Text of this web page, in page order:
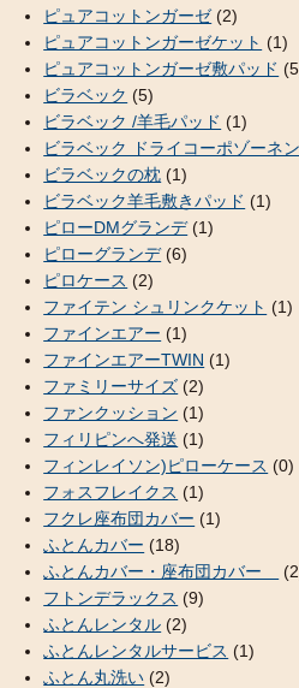
ピュアコットンガーゼ(2)
ピュアコットンガーゼケット (1)
ピュアコットンガーゼ敷パッド
ビラベック (5)
ビラベック /羊毛パッド (1)
ビラベック ドライコーポゾーネ
ビラベックの枕 (1)
ビラベック羊毛敷きパッド (1)
ピローDMグランデ(1)
ピローグランデ(6)
ピロケース (2)
ファイテン シュリンクケット (1)
ファインエアー (1)
ファインエアーTWIN (1)
ファミリーサイズ (2)
ファンクッション (1)
フィリピンへ発送 (1)
フィンレイソン)ピローケース (0)
フォスフレイクス (1)
フクレ座布団カバー (1)
ふとんカバー (18)
ふとんカバー・座布団カバー
フトンデラックス (9)
ふとんレンタル (2)
ふとんレンタルサービス (1)
ふとん丸洗い (2)